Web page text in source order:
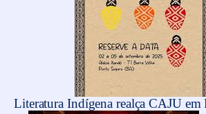
Literatura Indígena realça CAJU em